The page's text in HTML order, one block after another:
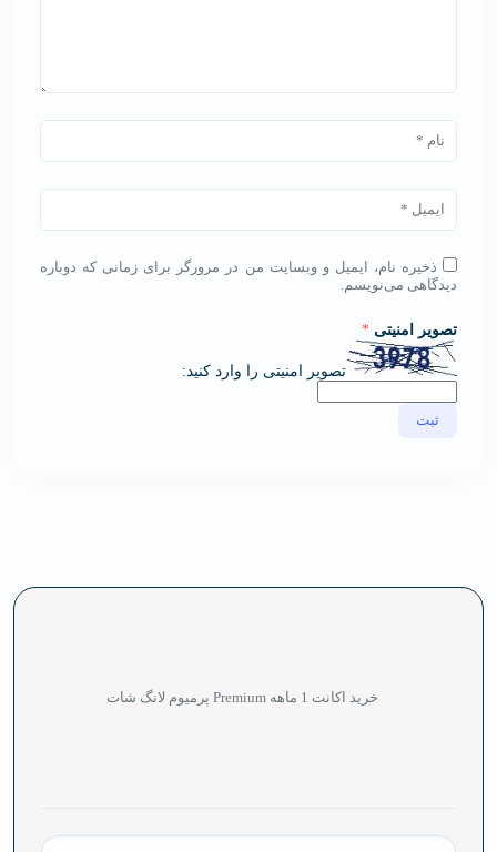
ذخیره نام، ایمیل و وبسایت من در مرورگر برای زمانی که دوباره
دیدگاهی می‌نویسم.
تصویر امنیتی *
تصویر امنیتی را وارد کنید:
خرید اکانت 1 ماهه Premium پرمیوم لانگ شات